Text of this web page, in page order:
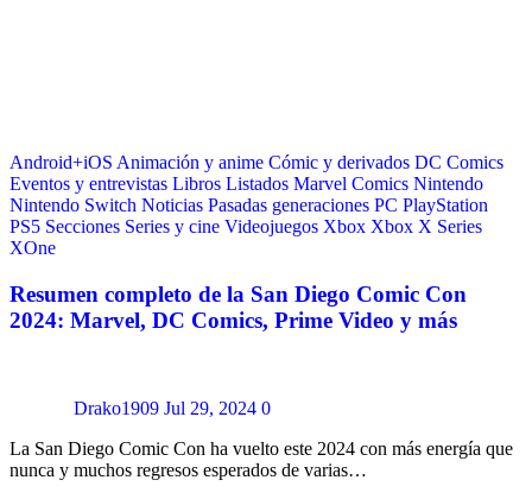
Android+iOS Animación y anime Cómic y derivados DC Comics
Eventos y entrevistas Libros Listados Marvel Comics Nintendo
Nintendo Switch Noticias Pasadas generaciones PC PlayStation
PS5 Secciones Series y cine Videojuegos Xbox Xbox X Series
XOne
Resumen completo de la San Diego Comic Con
2024: Marvel, DC Comics, Prime Video y más
Drako1909 Jul 29, 2024 0
La San Diego Comic Con ha vuelto este 2024 con más energía que
nunca y muchos regresos esperados de varias…